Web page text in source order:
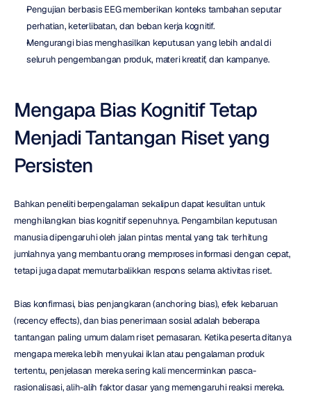
Pengujian berbasis EEG memberikan konteks tambahan seputar
perhatian, keterlibatan, dan beban kerja kognitif.
Mengurangi bias menghasilkan keputusan yang lebih andal di
seluruh pengembangan produk, materi kreatif, dan kampanye.
Mengapa Bias Kognitif Tetap
Menjadi Tantangan Riset yang
Persisten
Bahkan peneliti berpengalaman sekalipun dapat kesulitan untuk
menghilangkan bias kognitif sepenuhnya. Pengambilan keputusan
manusia dipengaruhi oleh jalan pintas mental yang tak terhitung
jumlahnya yang membantu orang memproses informasi dengan cepat,
tetapi juga dapat memutarbalikkan respons selama aktivitas riset.
Bias konfirmasi, bias penjangkaran (anchoring bias), efek kebaruan
(recency effects), dan bias penerimaan sosial adalah beberapa
tantangan paling umum dalam riset pemasaran. Ketika peserta ditanya
mengapa mereka lebih menyukai iklan atau pengalaman produk
tertentu, penjelasan mereka sering kali mencerminkan pasca-
rasionalisasi, alih-alih faktor dasar yang memengaruhi reaksi mereka.